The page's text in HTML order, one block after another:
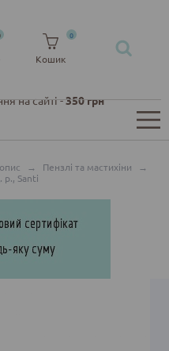
на сайті -350 грн
Кошик
0
→ Пензлі та мастихіни
→
р., Santi